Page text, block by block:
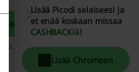
tarjous
asti: Käynnissä
Lisää Picodi selaiseesi ja
et enää koskaan missaa
CASHBACKiä!
Lisää Chromeen